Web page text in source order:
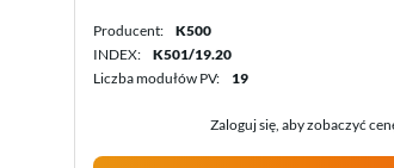
Producent:
K500
INDEX:
K501/19.20BL
Liczba modułów PV:
19
Zaloguj się, aby zobaczyć